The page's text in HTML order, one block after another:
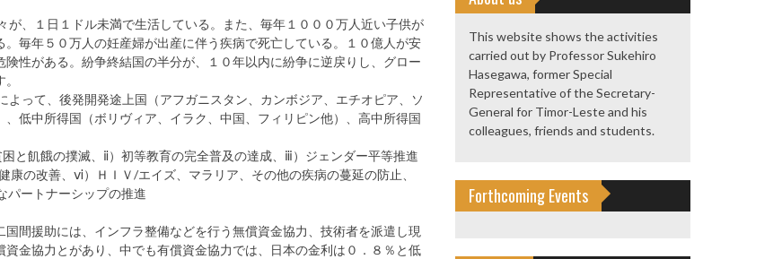
が、１日１ドル未満で生活している。また、毎年１０００万人近い子供が
毎年５０万人の妊産婦が出産に伴う疾病で死亡している。１０億人が安
性がある。紛争終結国の半分が、１０年以内に紛争に逆戻りし、グロー
よって、後発開発途上国（アフガニスタン、カンボジア、エチオピア、ソ
低中所得国（ボリヴィア、イラク、中国、フィリピン他）、高中所得国
と飢餓の撲滅、ⅱ）初等教育の完全普及の達成、ⅲ）ジェンダー平等推進
の改善、ⅵ）ＨＩＶ/エイズ、マラリア、その他の疾病の蔓延の防止、
ートナーシップの推進
間援助には、インフラ整備などを行う無償資金協力、技術者を派遣し現
金協力とがあり、中でも有償資金協力では、日本の金利は０．８％と低
This website shows the activities
carried out by Professor Sukehiro
Hasegawa, former Special
Representative of the Secretary-
General for Timor-Leste and his
colleagues, friends and students.
Forthcoming Events